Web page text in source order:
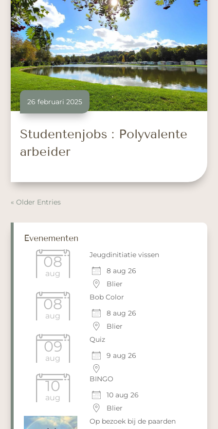
Studentenjobs : Polyvalente
arbeider
26 februari 2025
« Older Entries
Evenementen
08
aug
Jeugdinitiatie vissen
8 aug 26
Blier
08
aug
Bob Color
8 aug 26
Blier
09
aug
Quiz
9 aug 26
10
aug
BINGO
10 aug 26
Blier
Op bezoek bij de paarden